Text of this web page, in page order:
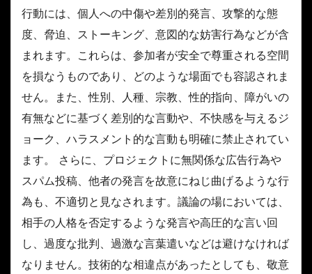
行動には、個人への中傷や差別的発言、攻撃的な態
度、脅迫、ストーキング、意図的な妨害行為などが含
まれます。これらは、参加者が安全で尊重される空間
を損なうものであり、どのような場面でも容認されま
せん。また、性別、人種、宗教、性的指向、障がいの
有無などに基づく差別的な言動や、不快感を与えるジ
ョーク、ハラスメント的な言動も明確に禁止されてい
ます。 さらに、プロジェクトに無関係な広告行為や
スパム投稿、他者の発言を故意にねじ曲げるような行
為も、不適切と見なされます。議論の場においては、
相手の人格を否定するような発言や高圧的な言い回
し、過度な批判、過激な言葉遣いなどは避けなければ
なりません。技術的な相違点があったとしても、敬意